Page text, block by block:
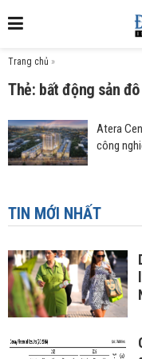
Trang chủ »
Thẻ: bất động sản
Atera
công
TIN MỚI NHẤT